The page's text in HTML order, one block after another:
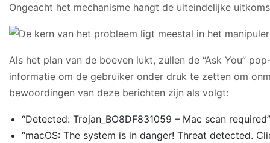
Ongeacht het mechanisme hangt de uiteindelijke
Als het plan van de boeven lukt, zullen de “Ask You”
informatie om de gebruiker onder druk te zetten om
bewoordingen van deze berichten zijn als volgt:
“Detected: Trojan_BO8DF831059 – Mac scan
“macOS: The system is in danger! Threat detected.